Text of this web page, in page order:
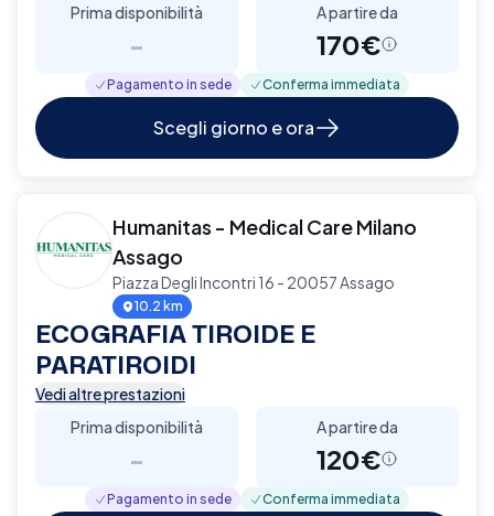
Prima disponibilità
-
A partire da
170€
Pagamento in sede Conferma immediata
Scegli giorno e ora
Humanitas - Medical Care Milano
Assago
Piazza Degli Incontri 16 - 20057 Assago
10.2 km
ECOGRAFIA TIROIDE E
PARATIROIDI
Vedi altre prestazioni
Prima disponibilità
-
A partire da
120€
Pagamento in sede Conferma immediata